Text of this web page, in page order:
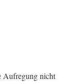
Aufregung nicht